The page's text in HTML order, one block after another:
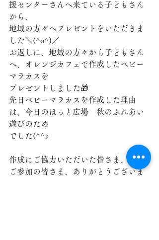
援センターさんへ来ている子どもさん
から、
地域の方々へプレゼントをいただきま
した＼(^o^)／
お返しに、地域の方々から子どもさん
へ、オレンジカフェで作成したベビー
マラカスを
プレゼントしました🎁
先日ベビーマラカスを作成した理由
は、今日のほっと広場　秋のふれあい
遊びのため
でした(^^♪
作成にご協力いただいた皆さま、本日
ご参加の皆さま、ありがとうございま